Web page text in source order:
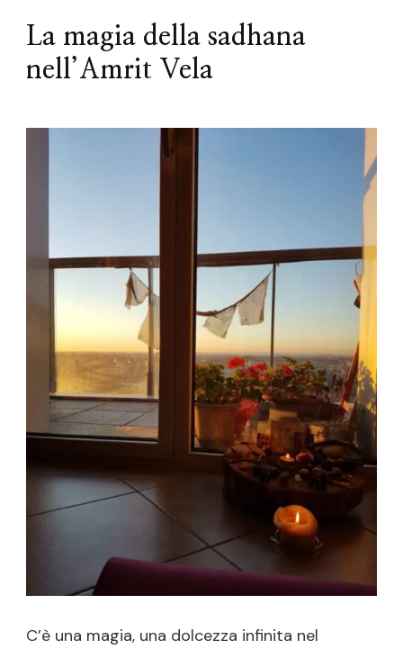
La magia della sadhana
nell’Amrit Vela
C’è una magia, una dolcezza infinita nel